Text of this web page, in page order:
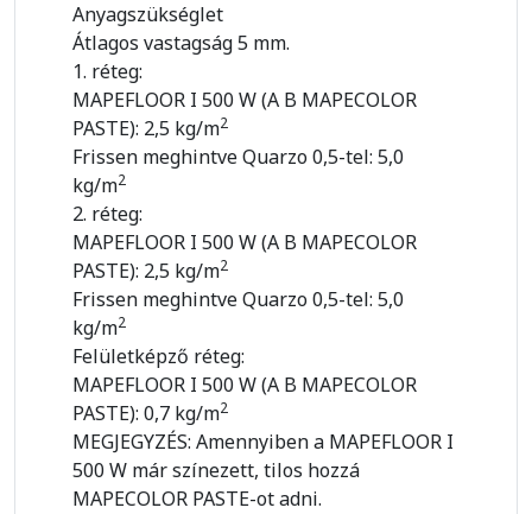
Anyagszükséglet
Átlagos vastagság 5 mm.
1. réteg:
MAPEFLOOR I 500 W (A B MAPECOLOR
PASTE): 2,5 kg/m2
Frissen meghintve Quarzo 0,5-tel: 5,0
kg/m2
2. réteg:
MAPEFLOOR I 500 W (A B MAPECOLOR
PASTE): 2,5 kg/m2
Frissen meghintve Quarzo 0,5-tel: 5,0
kg/m2
Felületképző réteg:
MAPEFLOOR I 500 W (A B MAPECOLOR
PASTE): 0,7 kg/m2
MEGJEGYZÉS: Amennyiben a MAPEFLOOR I
500 W már színezett, tilos hozzá
MAPECOLOR PASTE-ot adni.